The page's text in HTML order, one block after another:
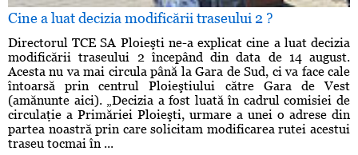
Cine a luat decizia modificării traseului 2 ?
Directorul TCE SA Ploieşti ne-a explicat cine a luat decizia
modificării traseului 2 începând din data de 14 august.
Acesta nu va mai circula până la Gara de Sud, ci va face cale
întoarsă prin centrul Ploieştiului către Gara de Vest
(amănunte aici). „Decizia a fost luată în cadrul comisiei de
circulaţie a Primăriei Ploieşti, urmare a unei o adrese din
partea noastră prin care solicitam modificarea rutei acestui
traseu tocmai în ...